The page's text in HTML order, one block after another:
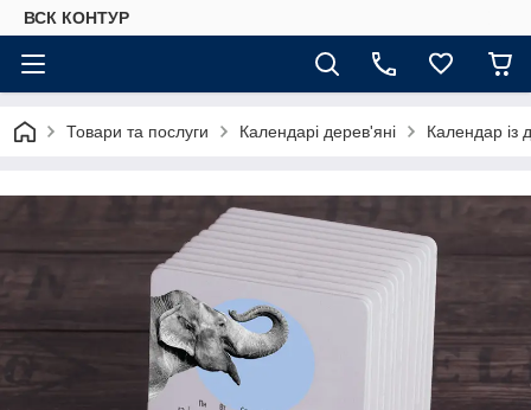
ВСК КОНТУР
Товари та послуги Календарі дерев'яні Календар із